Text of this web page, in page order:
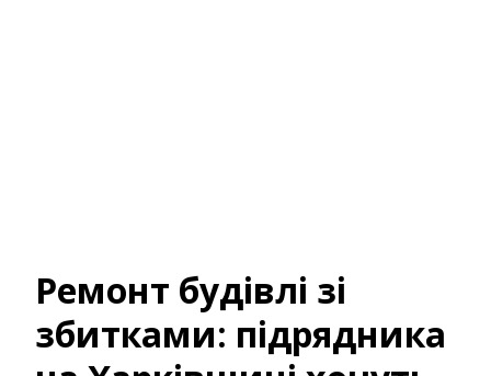
Ремонт будівлі зі
збитками: підрядника